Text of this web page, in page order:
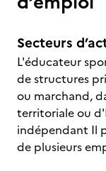
Secteurs
L'éducateur
de structures
ou marchand,
territoriale ou
indépendant Il
de plusieurs